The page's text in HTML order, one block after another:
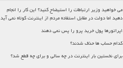
می خواهید وزیر ارتباطات را استیضاح کنید؟ این کار را انجام
دهید اما دولت در مقابل استفاده مردم از اینترنت کوتاه نمی آید
اپراتورها پول خرید پرو را پس نمی دهند
کدام حساب ها حذف شدند؟
برای نخستین بار اینترنت در چه سالی و برای چه قطع شد؟